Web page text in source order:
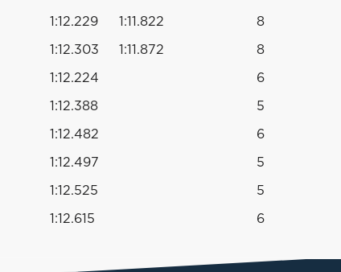
1:12.229 1:11.822 8
1:12.303 1:11.872 8
1:12.224 6
1:12.388 5
1:12.482 6
1:12.497 5
1:12.525 5
1:12.615 6